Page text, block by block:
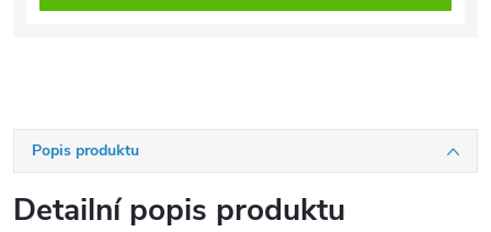
Popis produktu
Detailní popis produktu